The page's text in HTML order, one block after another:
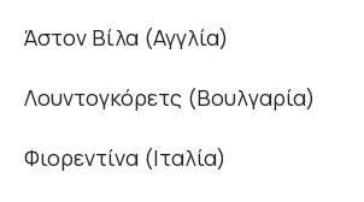
Άστον Βίλα (Αγγλία)
Λουντογκόρετς (Βουλγαρία)
Φιορεντίνα (Ιταλία)